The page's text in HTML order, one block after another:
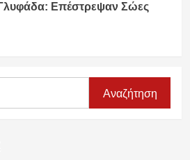
Επέστρεψαν Σώες